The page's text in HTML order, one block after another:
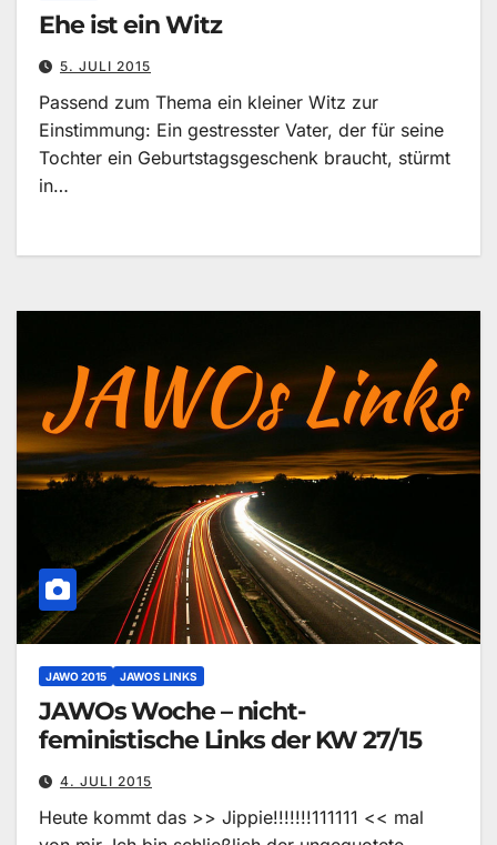
Ehe ist ein Witz
5. JULI 2015
Passend zum Thema ein kleiner Witz zur
Einstimmung: Ein gestresster Vater, der für seine
Tochter ein Geburtstagsgeschenk braucht, stürmt
in…
JAWO 2015 JAWOS LINKS
JAWOs Woche – nicht-
feministische Links der KW 27/15
4. JULI 2015
Heute kommt das >> Jippie!!!!!!!111111 << mal